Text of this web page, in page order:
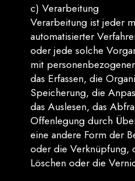
c) Verarbeitung
Verarbeitung ist jeder
automatisierter
oder jede solche
mit
das Erfassen, die
Speicherung, die
das Auslesen, das
Offenlegung durch
eine andere Form der
oder die Verknüpfung,
Löschen oder die